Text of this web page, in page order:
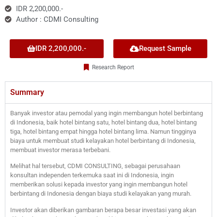
IDR 2,200,000.-
Author : CDMI Consulting
IDR 2,200,000.- Request Sample
Research Report
Summary
Banyak investor atau pemodal yang ingin membangun hotel berbintang
di Indonesia, baik hotel bintang satu, hotel bintang dua, hotel bintang
tiga, hotel bintang empat hingga hotel bintang lima. Namun tingginya
biaya untuk membuat studi kelayakan hotel berbintang di Indonesia,
membuat investor merasa terbebani.
Melihat hal tersebut, CDMI CONSULTING, sebagai perusahaan
konsultan independen terkemuka saat ini di Indonesia, ingin
memberikan solusi kepada investor yang ingin membangun hotel
berbintang di Indonesia dengan biaya studi kelayakan yang murah.
Investor akan diberikan gambaran berapa besar investasi yang akan